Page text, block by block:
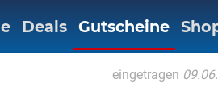
Deals Gutscheine
eingetragen